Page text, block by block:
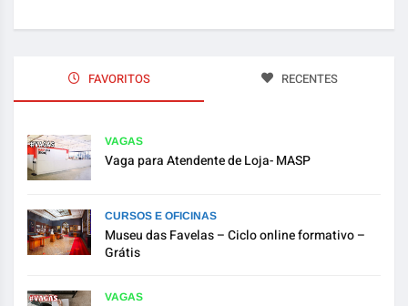
FAVORITOS RECENTES
VAGAS
Vaga para Atendente de Loja- MASP
CURSOS E OFICINAS
Museu das Favelas – Ciclo online formativo –
Grátis
VAGAS